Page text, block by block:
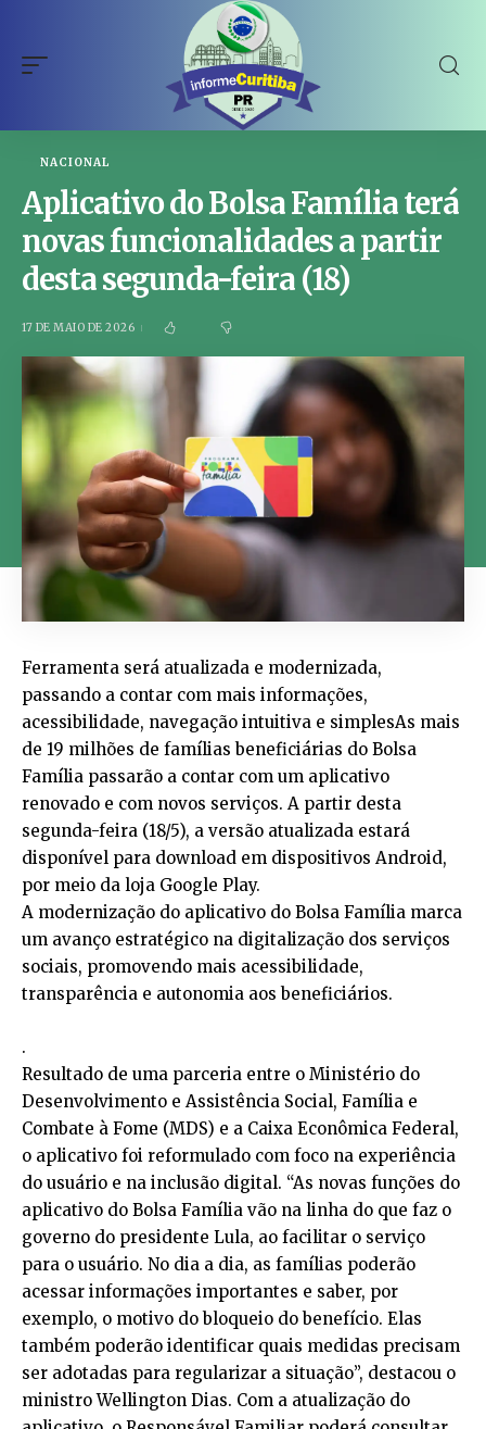
NACIONAL
Aplicativo do Bolsa Família terá
novas funcionalidades a partir
desta segunda-feira (18)
17 DE MAIO DE 2026
Ferramenta será atualizada e modernizada,
passando a contar com mais informações,
acessibilidade, navegação intuitiva e simplesAs mais
de 19 milhões de famílias beneficiárias do Bolsa
Família passarão a contar com um aplicativo
renovado e com novos serviços. A partir desta
segunda-feira (18/5), a versão atualizada estará
disponível para download em dispositivos Android,
por meio da loja Google Play.
A modernização do aplicativo do Bolsa Família marca
um avanço estratégico na digitalização dos serviços
sociais, promovendo mais acessibilidade,
transparência e autonomia aos beneficiários.
.
Resultado de uma parceria entre o Ministério do
Desenvolvimento e Assistência Social, Família e
Combate à Fome (MDS) e a Caixa Econômica Federal,
o aplicativo foi reformulado com foco na experiência
do usuário e na inclusão digital. “As novas funções do
aplicativo do Bolsa Família vão na linha do que faz o
governo do presidente Lula, ao facilitar o serviço
para o usuário. No dia a dia, as famílias poderão
acessar informações importantes e saber, por
exemplo, o motivo do bloqueio do benefício. Elas
também poderão identificar quais medidas precisam
ser adotadas para regularizar a situação”, destacou o
ministro Wellington Dias. Com a atualização do